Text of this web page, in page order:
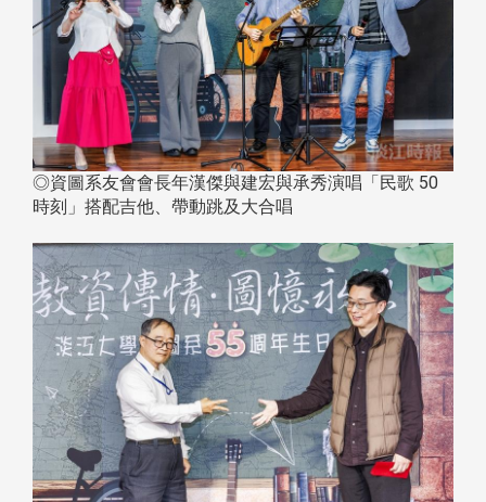
◎資圖系友會會長年漢傑與建宏與承秀演唱「民歌 50
時刻」搭配吉他、帶動跳及大合唱